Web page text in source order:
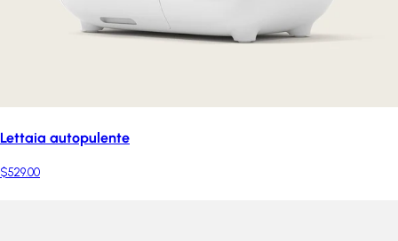
Lettaia autopulente
$529.00